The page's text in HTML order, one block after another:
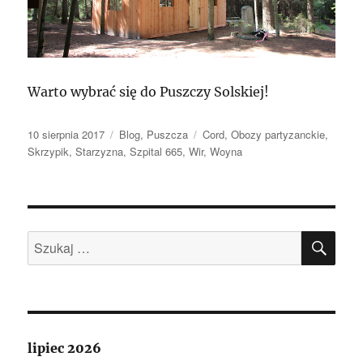
Warto wybrać się do Puszczy Solskiej!
Data
publikacji
10 sierpnia 2017 Kategorie
Blog, Puszcza Tagi
Cord,Obozy partyzanckie,
Skrzypik,Starzyzna,Szpital 665,Wir,Woyna
Szukaj:
lipiec 2026